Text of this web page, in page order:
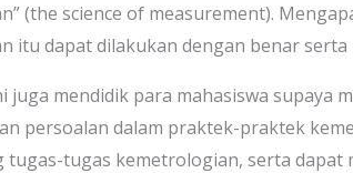
(the science of measurement).
itu dapat dilakukan dengan benar serta
juga mendidik para mahasiswa supaya
persoalan dalam praktek-praktek
tugas-tugas kemetrologian, serta